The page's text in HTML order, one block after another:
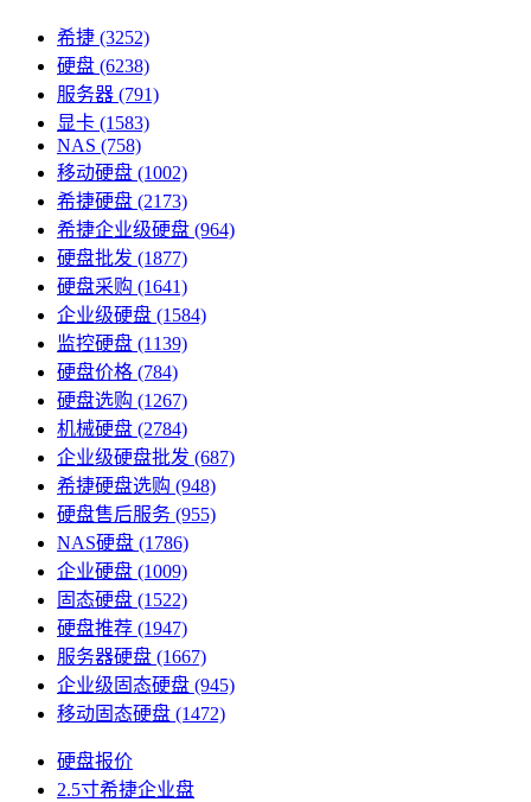
希捷 (3252)
硬盘 (6238)
服务器 (791)
显卡 (1583)
NAS (758)
移动硬盘 (1002)
希捷硬盘 (2173)
希捷企业级硬盘 (964)
硬盘批发 (1877)
硬盘采购 (1641)
企业级硬盘 (1584)
监控硬盘 (1139)
硬盘价格 (784)
硬盘选购 (1267)
机械硬盘 (2784)
企业级硬盘批发 (687)
希捷硬盘选购 (948)
硬盘售后服务 (955)
NAS硬盘 (1786)
企业硬盘 (1009)
固态硬盘 (1522)
硬盘推荐 (1947)
服务器硬盘 (1667)
企业级固态硬盘 (945)
移动固态硬盘 (1472)
硬盘报价
2.5寸希捷企业盘